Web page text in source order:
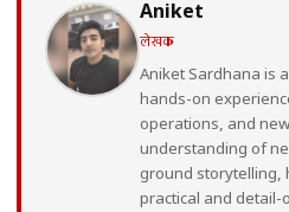
Aniket
लेखक
Aniket Sardhana is
hands-on
operations, and
understanding of
ground storytelling,
practical and detail-